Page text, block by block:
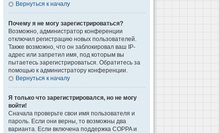
Вернуться к началу
Почему я не могу зарегистрироваться?
Возможно, администратор конференции
отключил регистрацию новых пользователей.
Также возможно, что он заблокировал ваш IP-
адрес или запретил имя, под которым вы
пытаетесь зарегистрироваться. Обратитесь за
помощью к администратору конференции.
Вернуться к началу
Я только что зарегистрировался, но не могу
войти!
Сначала проверьте свои имя пользователя и
пароль. Если они верны, то возможны два
варианта. Если включена поддержка COPPA и